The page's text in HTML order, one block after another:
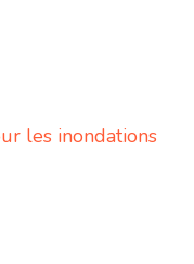
les inondations